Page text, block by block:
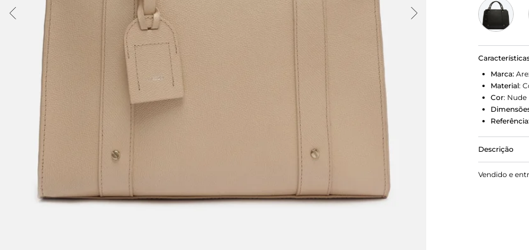
Marca:
Material:
Cor: Nude
Referência:
Descrição
Bolsa tote
estruturado
Vendido e